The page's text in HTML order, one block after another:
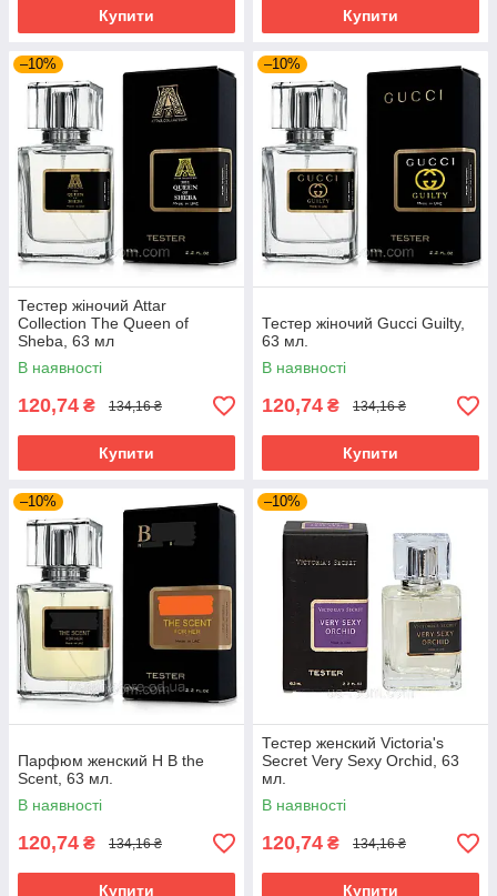
Купити Купити
–10%
Тестер жіночий Attar
Collection The Queen of
Sheba, 63 мл
В наявності
120,74 ₴ 134,16 ₴
Купити
–10%
Тестер жіночий Gucci Guilty,
63 мл.
В наявності
120,74 ₴ 134,16 ₴
Купити
–10%
Парфюм женский H B the
Scent, 63 мл.
В наявності
120,74 ₴ 134,16 ₴
Купити
–10%
Тестер женский Victoria's
Secret Very Sexy Orchid, 63
мл.
В наявності
120,74 ₴ 134,16 ₴
Купити